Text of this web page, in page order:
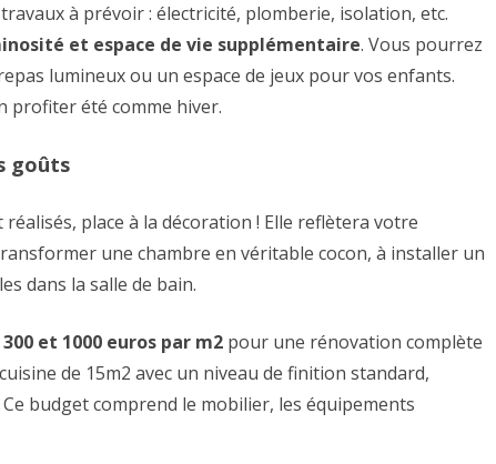
à prévoir : électricité, plomberie, isolation, etc.
et espace de vie supplémentaire. Vous pourrez
lumineux ou un espace de jeux pour vos enfants.
profiter été comme hiver.
goûts
place à la décoration ! Elle reflètera votre
une chambre en véritable cocon, à installer un
dans la salle de bain.
et 1000 euros par m2 pour une rénovation complète
de 15m2 avec un niveau de finition standard,
budget comprend le mobilier, les équipements